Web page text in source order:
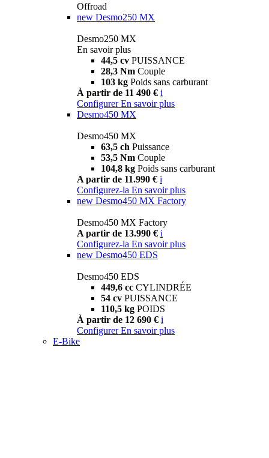
Offroad
new Desmo250 MX
Desmo250 MX
En savoir plus
44,5 cv PUISSANCE
28,3 Nm Couple
103 kg Poids sans carburant
À partir de 11 490 € i
Configurer En savoir plus
Desmo450 MX
Desmo450 MX
63,5 ch Puissance
53,5 Nm Couple
104,8 kg Poids sans carburant
A partir de 11.990 € i
Configurez-la En savoir plus
new Desmo450 MX Factory
Desmo450 MX Factory
A partir de 13.990 € i
Configurez-la En savoir plus
new Desmo450 EDS
Desmo450 EDS
449,6 cc CYLINDRÉE
54 cv PUISSANCE
110,5 kg POIDS
À partir de 12 690 € i
Configurer En savoir plus
E-Bike